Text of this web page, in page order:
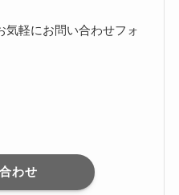
気軽にお問い合わせフォ
わせ